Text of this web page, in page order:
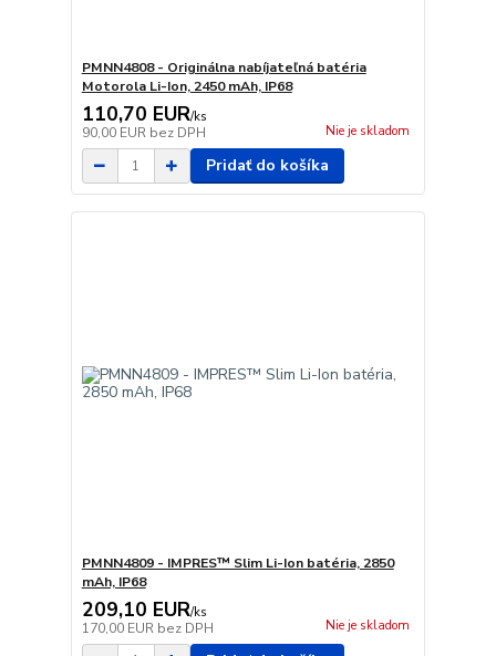
PMNN4808 - Originálna nabíjateľná batéria
Motorola Li-Ion, 2450 mAh, IP68
110,70 EUR/ks
90,00 EUR bez DPH Nie je skladom
Pridať do košíka
PMNN4809 - IMPRES™ Slim Li-Ion batéria, 2850
mAh, IP68
209,10 EUR/ks
170,00 EUR bez DPH Nie je skladom